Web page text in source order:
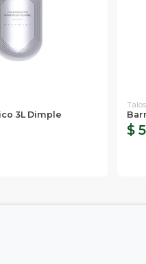
3L Dimple
Talos
$